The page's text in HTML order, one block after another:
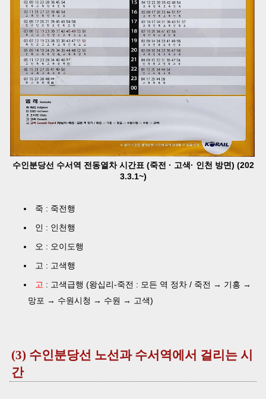
수인분당선 수서역 전동열차 시간표 (죽전 · 고색· 인천 방면) (202
3.3.1~)
죽 : 죽전행
인 : 인천행
오 : 오이도행
고 : 고색행
고 : 고색급행 (왕십리-죽전 : 모든 역 정차 / 죽전 → 기흥 →
망포 → 수원시청 → 수원 → 고색)
(3) 수인분당선 노선과 수서역에서 걸리는 시
간